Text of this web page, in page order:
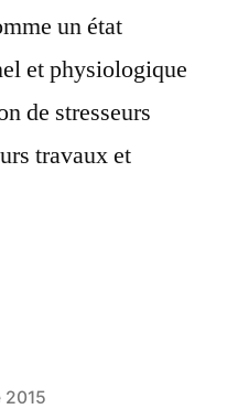
un état
et physiologique
de stresseurs
travaux et
Burn-out un
2015